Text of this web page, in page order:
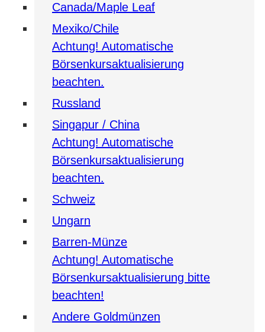
Canada/Maple Leaf
Mexiko/Chile
Achtung! Automatische
Börsenkursaktualisierung
beachten.
Russland
Singapur / China
Achtung! Automatische
Börsenkursaktualisierung
beachten.
Schweiz
Ungarn
Barren-Münze
Achtung! Automatische
Börsenkursaktualisierung bitte
beachten!
Andere Goldmünzen